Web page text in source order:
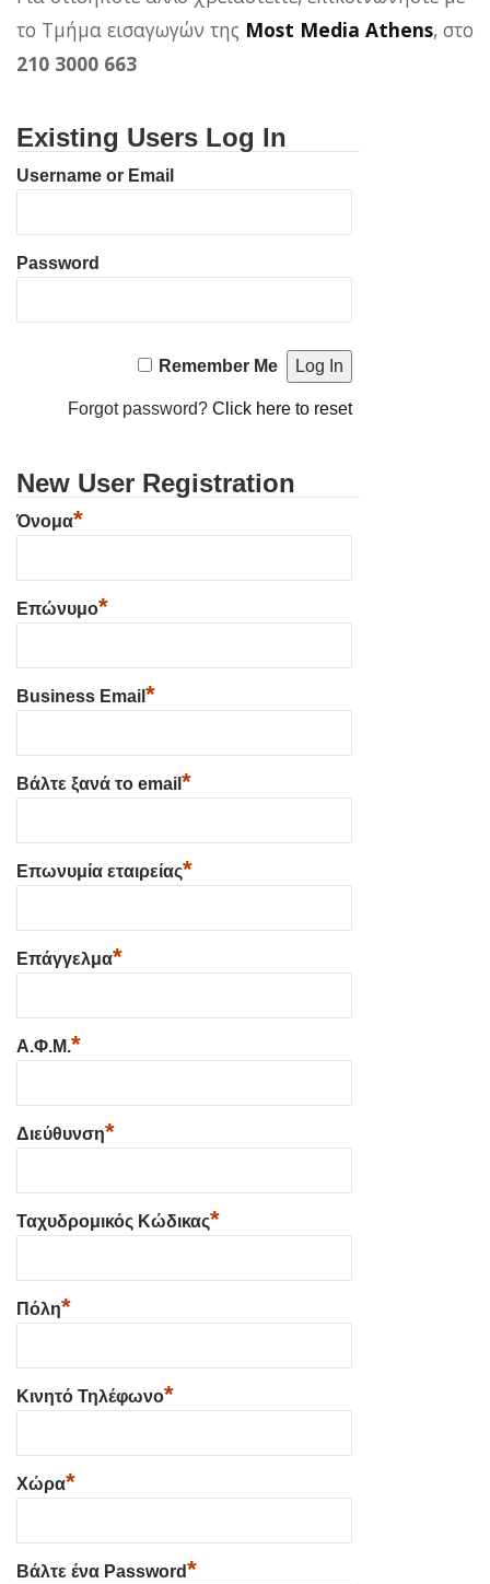
το Τμήμα εισαγωγών της Most Media Athens, στο
210 3000 663
Existing Users Log In
Username or Email
Password
Remember Me
Forgot password?Click here to reset
New User Registration
Όνομα*
Επώνυμο*
Business Email *
Βάλτε ξανά το email *
Επωνυμία εταιρείας*
Επάγγελμα*
Α.Φ.Μ.*
Διεύθυνση*
Ταχυδρομικός Κώδικας*
Πόλη*
Κινητό Τηλέφωνο*
Χώρα*
Βάλτε ένα Password*